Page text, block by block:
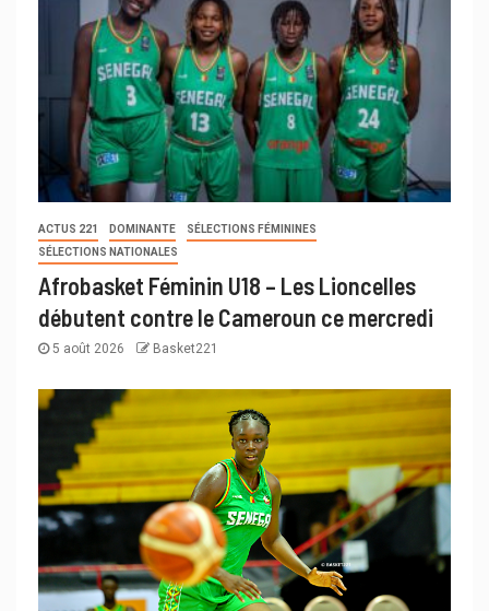
ACTUS 221 DOMINANTE
SÉLECTIONS FÉMININES
SÉLECTIONS NATIONALES
Afrobasket Féminin U18 – Les Lioncelles
débutent contre le Cameroun ce mercredi
5 août 2026 Basket221